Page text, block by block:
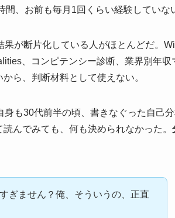
、お前も毎月1回くらい経験していな
が断片化している人がほとんどだ。
、コンピテンシー診断、業界別年
ら、判断材料として使えない。
も30代前半の頃、書きなぐった自己
んでみても、何も決められなかった。
ぎません？俺、そういうの、正直